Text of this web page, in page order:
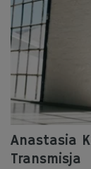
Anastasia
Transmisja